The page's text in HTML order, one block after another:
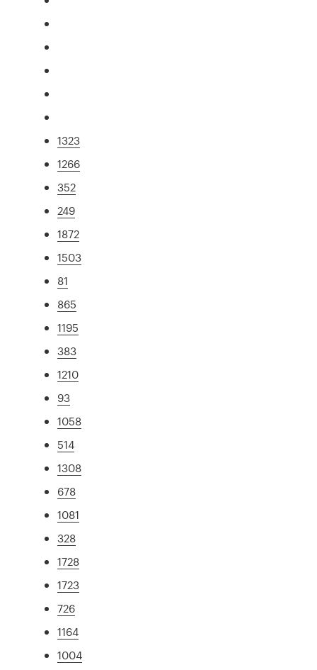
1323
1266
352
249
1872
1503
81
865
1195
383
1210
93
1058
514
1308
678
1081
328
1728
1723
726
1164
1004